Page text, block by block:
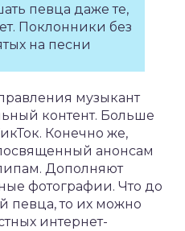
певца даже те,
Поклонники без
на песни
музыкант
контент. Больше
Конечно же,
анонсам
Дополняют
фотографии. Что до
певца, то их можно
интернет-